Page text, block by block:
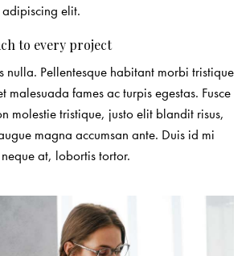
elit.
to every project
nulla. Pellentesque habitant morbi tristique
malesuada fames ac turpis egestas. Fusce
molestie tristique, justo elit blandit risus,
magna accumsan ante. Duis id mi
at, lobortis tortor.